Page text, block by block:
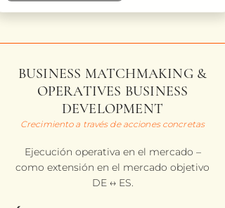
BUSINESS MATCHMAKING &
OPERATIVES BUSINESS
DEVELOPMENT
Crecimiento a través de acciones concretas
Ejecución operativa en el mercado –
como extensión en el mercado objetivo
DE ↔ ES.